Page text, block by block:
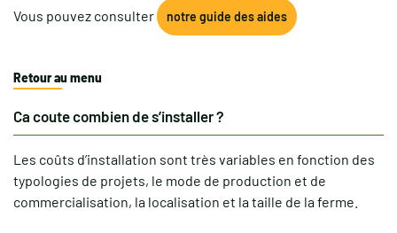
Vous pouvez consulter notre guide des aides
Retour au menu
Ca coute combien de s’installer ?
Les coûts d’installation sont très variables en fonction des
typologies de projets, le mode de production et de
commercialisation, la localisation et la taille de la ferme.